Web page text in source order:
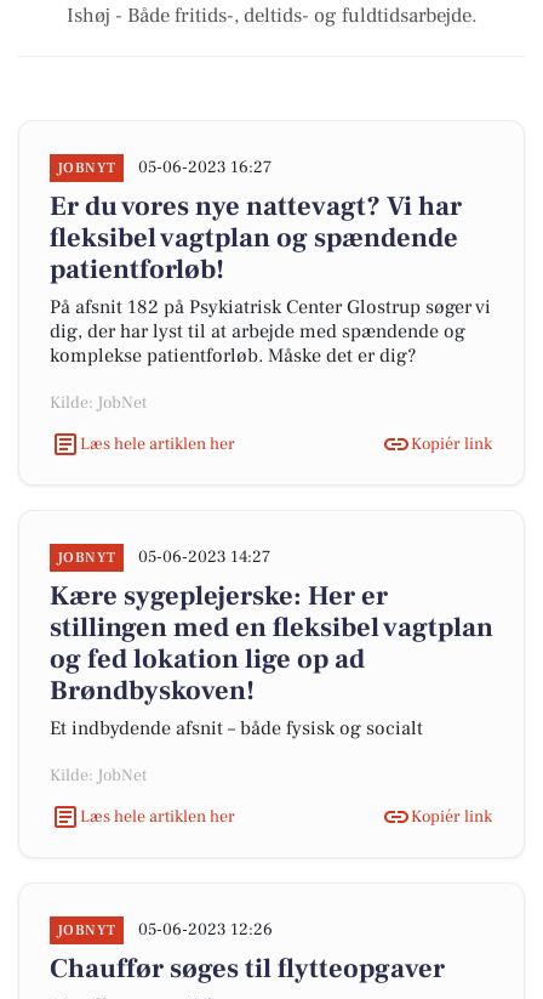
Ishøj - Både fritids-, deltids- og fuldtidsarbejde.
JOBNYT 05-06-2023 16:27
Er du vores nye nattevagt? Vi har
fleksibel vagtplan og spændende
patientforløb!
På afsnit 182 på Psykiatrisk Center Glostrup søger vi
dig, der har lyst til at arbejde med spændende og
komplekse patientforløb. Måske det er dig?
Kilde: JobNet
Læs hele artiklen her
Kopiér link
JOBNYT 05-06-2023 14:27
Kære sygeplejerske: Her er
stillingen med en fleksibel vagtplan
og fed lokation lige op ad
Brøndbyskoven!
Et indbydende afsnit – både fysisk og socialt
Kilde: JobNet
Læs hele artiklen her
Kopiér link
JOBNYT 05-06-2023 12:26
Chauffør søges til flytteopgaver